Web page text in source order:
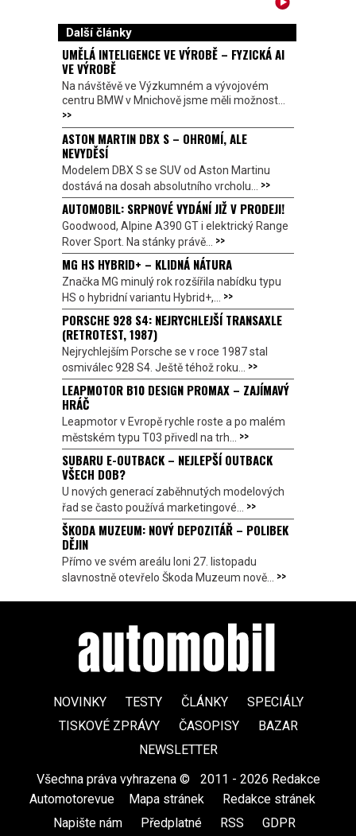
Další články
UMĚLÁ INTELIGENCE VE VÝROBĚ – FYZICKÁ AI
VE VÝROBĚ
Na návštěvě ve Výzkumném a vývojovém
centru BMW v Mnichově jsme měli možnost...
>>
ASTON MARTIN DBX S – OHROMÍ, ALE
NEVYDĚSÍ
Modelem DBX S se SUV od Aston Martinu
dostává na dosah absolutního vrcholu... >>
AUTOMOBIL: SRPNOVÉ VYDÁNÍ JIŽ V PRODEJI!
Goodwood, Alpine A390 GT i elektrický Range
Rover Sport. Na stánky právě... >>
MG HS HYBRID+ – KLIDNÁ NÁTURA
Značka MG minulý rok rozšířila nabídku typu
HS o hybridní variantu Hybrid+,... >>
PORSCHE 928 S4: NEJRYCHLEJŠÍ TRANSAXLE
(RETROTEST, 1987)
Nejrychlejším Porsche se v roce 1987 stal
osmiválec 928 S4. Ještě téhož roku... >>
LEAPMOTOR B10 DESIGN PROMAX – ZAJÍMAVÝ
HRÁČ
Leapmotor v Evropě rychle roste a po malém
městském typu T03 přivedl na trh... >>
SUBARU E-OUTBACK – NEJLEPŠÍ OUTBACK
VŠECH DOB?
U nových generací zaběhnutých modelových
řad se často používá marketingové... >>
ŠKODA MUZEUM: NOVÝ DEPOZITÁŘ – POLIBEK
DĚJIN
Přímo ve svém areálu loni 27. listopadu
slavnostně otevřelo Škoda Muzeum nově... >>
NOVINKY TESTY ČLÁNKY
SPECIÁLY
TISKOVÉ ZPRÁVY
ČASOPISY
BAZAR
NEWSLETTER
Všechna práva vyhrazena ©
2011 - 2026 Redakce
Automotorevue
Mapa stránek Redakce stránek
Napište nám
Předplatné RSS GDPR